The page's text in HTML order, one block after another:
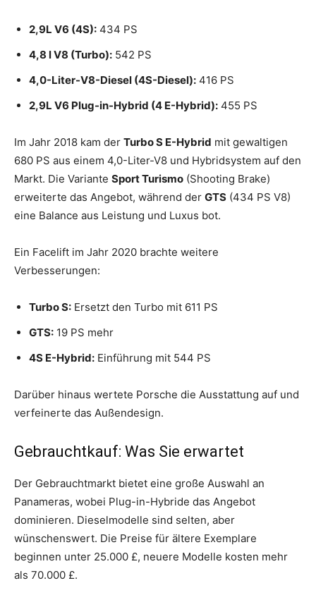
2,9L V6 (4S): 434 PS
4,8 l V8 (Turbo): 542 PS
4,0-Liter-V8-Diesel (4S-Diesel): 416 PS
2,9L V6 Plug-in-Hybrid (4 E-Hybrid): 455 PS
Im Jahr 2018 kam der Turbo S E-Hybrid mit gewaltigen
680 PS aus einem 4,0-Liter-V8 und Hybridsystem auf den
Markt. Die Variante Sport Turismo (Shooting Brake)
erweiterte das Angebot, während der GTS (434 PS V8)
eine Balance aus Leistung und Luxus bot.
Ein Facelift im Jahr 2020 brachte weitere
Verbesserungen:
Turbo S: Ersetzt den Turbo mit 611 PS
GTS: 19 PS mehr
4S E-Hybrid: Einführung mit 544 PS
Darüber hinaus wertete Porsche die Ausstattung auf und
verfeinerte das Außendesign.
Gebrauchtkauf: Was Sie erwartet
Der Gebrauchtmarkt bietet eine große Auswahl an
Panameras, wobei Plug-in-Hybride das Angebot
dominieren. Dieselmodelle sind selten, aber
wünschenswert. Die Preise für ältere Exemplare
beginnen unter 25.000 £, neuere Modelle kosten mehr
als 70.000 £.